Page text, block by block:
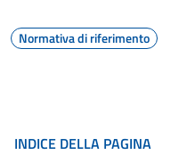
Normativa di riferimento
INDICE DELLA PAGINA